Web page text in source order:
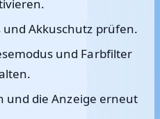
Akkuschutz prüfen.
und Farbfilter
und die Anzeige erneut